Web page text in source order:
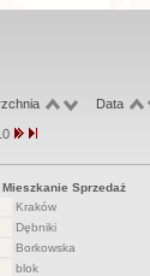
Data
Mieszkanie Sprzedaż
Kraków
Dębniki
Borkowska
blok